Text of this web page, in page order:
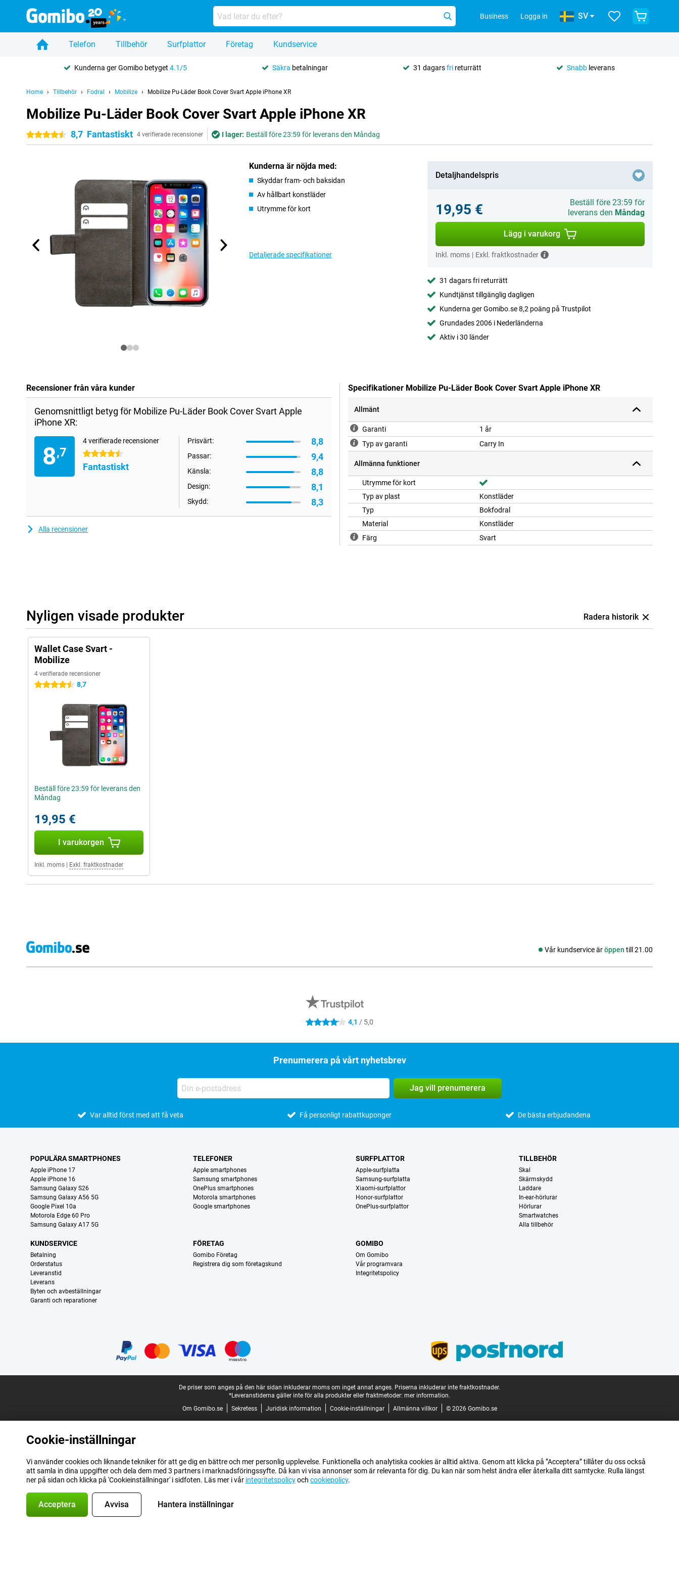
Business Logga in SV
Telefon Tillbehör Surfplattor Företag Kundservice
Kunderna ger Gomibo betyget 4.1/5 Säkra betalningar 31 dagarsfri returrätt Snabb leverans
Home Tillbehör Fodral Mobilize Mobilize Pu-Läder Book Cover Svart Apple iPhone XR
Mobilize Pu-Läder Book Cover Svart Apple iPhone XR
4.5 stjärnor
8,7 Fantastiskt 4 verifierade recensioner I lager: Beställ före 23:59 för leverans den Måndag
Kunderna är nöjda med:
Skyddar fram- och baksidan
Av hållbart konstläder
Utrymme för kort
Detaljerade specifikationer
Detaljhandelspris
19,95 €
Beställ före 23:59 för
leverans den Måndag
Lägg i varukorg
Inkl. moms | Exkl. fraktkostnader
31 dagars fri returrätt
Kundtjänst tillgänglig dagligen
Kunderna ger Gomibo.se 8,2 poäng på Trustpilot
Grundades 2006 i Nederländerna
Aktiv i 30 länder
Recensioner från våra kunder
Genomsnittligt betyg för Mobilize Pu-Läder Book Cover Svart Apple
iPhone XR:
8,7
4 verifierade recensioner
4.5 stjärnor
Fantastiskt
Prisvärt: 8,8
Passar: 9,4
Känsla: 8,8
Design: 8,1
Skydd: 8,3
Alla recensioner
Specifikationer Mobilize Pu-Läder Book Cover Svart Apple iPhone XR
Allmänt
Garanti
1 år
Typ av garanti
Carry In
Allmänna funktioner
Utrymme för kort
Typ av plast
Konstläder
Typ
Bokfodral
Material
Konstläder
Färg
Svart
Nyligen visade produkter Radera historik
Wallet Case Svart -
Mobilize
4 verifierade recensioner
4.5 stjärnor 8,7
Beställ före 23:59 för leverans den
Måndag
19,95 €
I varukorgen
Inkl. moms Exkl. fraktkostnader
Vår kundservice äröppen till 21.00
Sociala medier
4.1 stjärnor 4,1 / 5,0
Prenumerera på vårt nyhetsbrev
Jag vill prenumerera
Var alltid först med att få veta Få personligt rabattkuponger De bästa erbjudandena
POPULÄRA SMARTPHONES
Apple iPhone 17
Apple iPhone 16
Samsung Galaxy S26
Samsung Galaxy A56 5G
Google Pixel 10a
Motorola Edge 60 Pro
Samsung Galaxy A17 5G
TELEFONER
Apple smartphones
Samsung smartphones
OnePlus smartphones
Motorola smartphones
Google smartphones
SURFPLATTOR
Apple-surfplatta
Samsung-surfplatta
Xiaomi-surfplattor
Honor-surfplattor
OnePlus-surfplattor
TILLBEHÖR
Skal
Skärmskydd
Laddare
In-ear-hörlurar
Hörlurar
Smartwatches
Alla tillbehör
KUNDSERVICE
Betalning
Orderstatus
Leveranstid
Leverans
Byten och avbeställningar
Garanti och reparationer
FÖRETAG
Gomibo Företag
Registrera dig som företagskund
GOMIBO
Om Gomibo
Vår programvara
Integritetspolicy
De priser som anges på den här sidan inkluderar moms om inget annat anges. Priserna inkluderar inte fraktkostnader.
*Leveranstiderna gäller inte för alla produkter eller fraktmetoder: mer information.
Om Gomibo.se
Sekretess Juridisk information Cookie-inställningar Allmänna villkor © 2026 Gomibo.se
Cookie-inställningar
Vi använder cookies och liknande tekniker för att ge dig en bättre och mer personlig upplevelse. Funktionella och analytiska cookies är alltid aktiva. Genom att klicka på ”Acceptera” tillåter du oss också
att samla in dina uppgifter och dela dem med 3 partners i marknadsföringssyfte. Då kan vi visa annonser som är relevanta för dig. Du kan när som helst ändra eller återkalla ditt samtycke. Rulla längst
ner på sidan och klicka på 'Cookieinställningar' i sidfoten. Läs mer i vår integritetspolicyoch cookiepolicy.
Acceptera Avvisa Hantera inställningar